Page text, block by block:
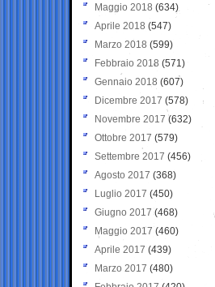
Maggio 2018 (634)
Aprile 2018 (547)
Marzo 2018 (599)
Febbraio 2018 (571)
Gennaio 2018 (607)
Dicembre 2017 (578)
Novembre 2017 (632)
Ottobre 2017 (579)
Settembre 2017 (456)
Agosto 2017 (368)
Luglio 2017 (450)
Giugno 2017 (468)
Maggio 2017 (460)
Aprile 2017 (439)
Marzo 2017 (480)